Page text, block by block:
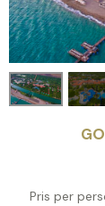
Pris per